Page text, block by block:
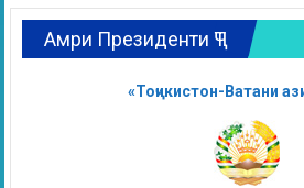
Амри Президенти ҶТ
«Тоҷикистон-Ватани